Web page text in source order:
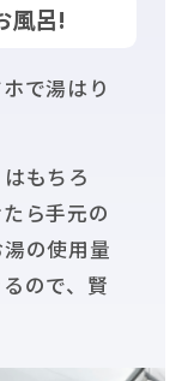
風呂!
で湯はり
もちろ
ら手元の
の使用量
ので、賢